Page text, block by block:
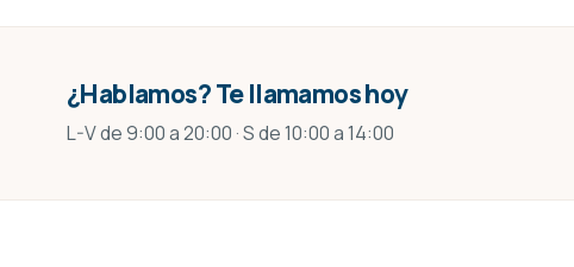
¿Hablamos? Te llamamos hoy
L-V de 9:00 a 20:00 · S de 10:00 a 14:00